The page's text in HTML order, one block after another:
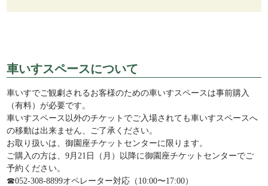
車いすスペースについて
車いすでご観劇されるお客様のための車いすスペースは事前購入
（有料）が必要です。
車いすスペース以外のチケットでご入場されても車いすスペースへ
の移動は出来ません、ご了承ください。
お取り扱いは、御園座チケットセンターに限ります。
ご購入の方は、9月21日（月）以降に御園座チケットセンターでご
予約ください。
☎052-308-8899オペレーター対応（10:00〜17:00）